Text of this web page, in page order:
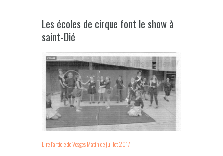
Les écoles de cirque font le show à
saint-Dié
Lire l’article de Vosges Matin de juillet 2017